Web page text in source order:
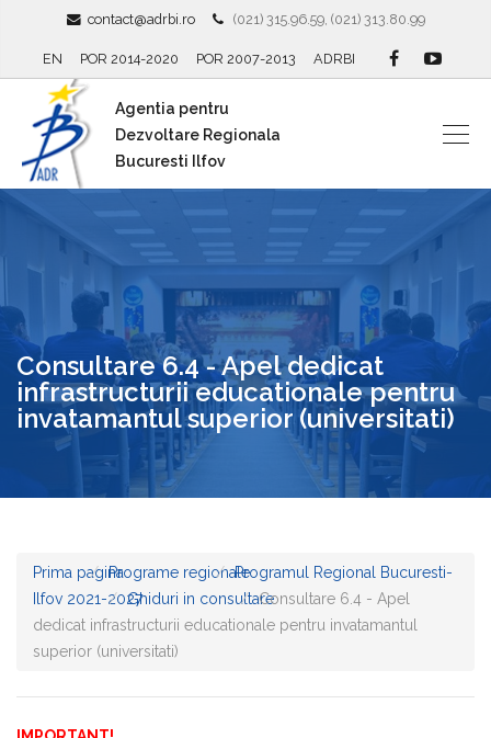
contact@adrbi.ro (021) 315.96.59, (021) 313.80.99
EN POR 2014-2020 POR 2007-2013 ADRBI
Agentia pentru
Dezvoltare Regionala
Bucuresti Ilfov
Consultare 6.4 - Apel dedicat
infrastructurii educationale pentru
invatamantul superior (universitati)
Prima paginaPrograme regionaleProgramul Regional Bucuresti-
Ilfov 2021-2027Ghiduri in consultareConsultare 6.4 - Apel
dedicat infrastructurii educationale pentru invatamantul
superior (universitati)